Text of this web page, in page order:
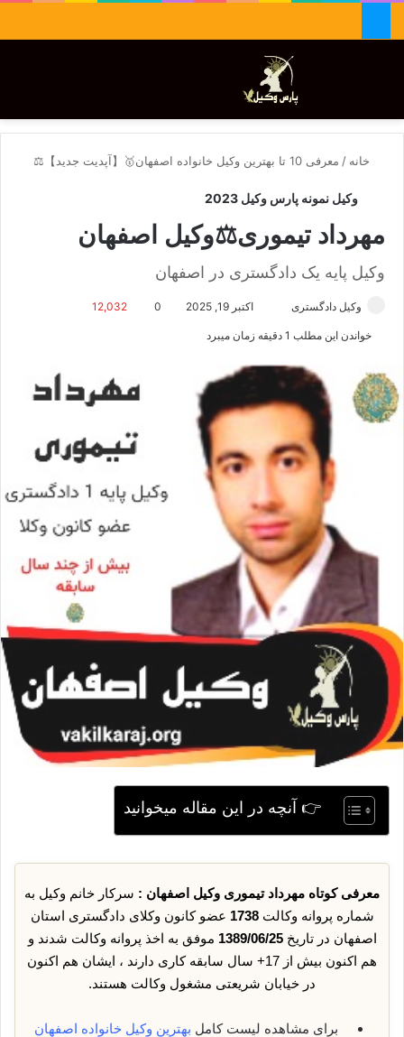
تغییر پوسته
خانه / معرفی 10 تا بهترین وکیل خانواده اصفهان🥇【آپدیت جدید】⚖️
وکیل نمونه پارس وکیل 2023
مهرداد تیموری⚖️وکیل اصفهان
وکیل پایه یک دادگستری در اصفهان
وکیل دادگستری
ا
م
ل
اکتبر 19, 2025 0
12,032
خواندن این مطلب 1 دقیقه زمان میبرد
👉 آنچه در این مقاله میخوانید
معرفی کوتاه مهرداد تیموری وکیل اصفهان : سرکار خانم وکیل به
شماره پروانه وکالت 1738
عضو کانون وکلای دادگستری استان
اصفهان در تاریخ1389/06/25 موفق به اخذ پروانه وکالت شدند و
هم اکنون بیش از 17+ سال سابقه کاری دارند ، ایشان هم اکنون
در خیابان شریعتی مشغول وکالت هستند.
برای مشاهده لیست کامل بهترین وکیل خانواده اصفهان